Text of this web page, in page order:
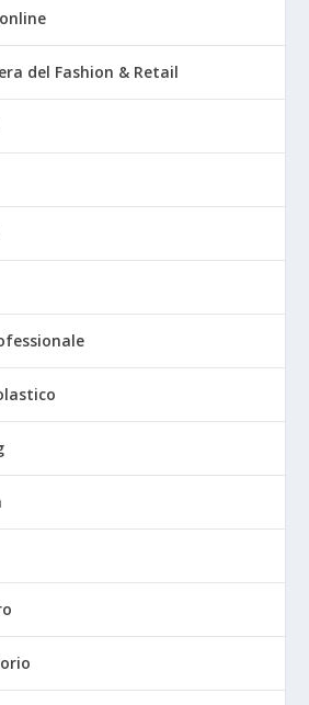
del Fashion & Retail